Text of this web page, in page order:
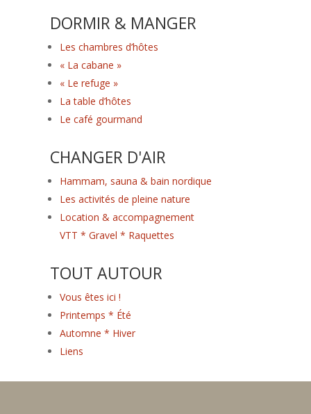
DORMIR & MANGER
Les chambres d’hôtes
« La cabane »
« Le refuge »
La table d’hôtes
Le café gourmand
CHANGER D'AIR
Hammam, sauna & bain nordique
Les activités de pleine nature
Location & accompagnement
VTT * Gravel * Raquettes
TOUT AUTOUR
Vous êtes ici !
Printemps * Été
Automne * Hiver
Liens